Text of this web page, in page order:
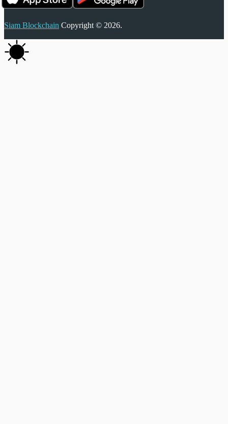
Siam Blockchain Copyright © 2026.